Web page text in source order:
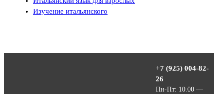
Изучение итальянского
+7 (925) 004-82-
26
Пн-Пт: 10.00 —